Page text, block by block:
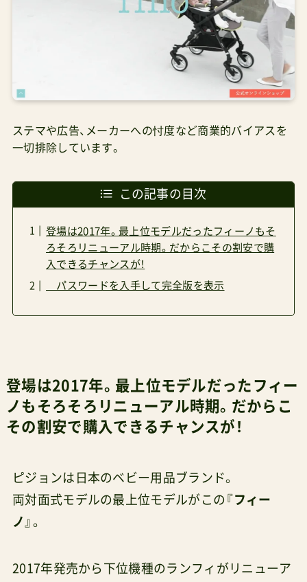
ステマや広告、メーカーへの忖度など商業的バイアスを
一切排除しています。
この記事の目次
登場は2017年。最上位モデルだったフィーノもそ
ろそろリニューアル時期。だからこその割安で購
入できるチャンスが！
パスワードを入手して完全版を表示
登場は2017年。最上位モデルだったフィー
ノもそろそろリニューアル時期。だからこ
その割安で購入できるチャンスが！
ピジョンは日本のベビー用品ブランド。
両対面式モデルの最上位モデルがこの『フィー
ノ 』。
2017年発売から下位機種のランフィがリニューア